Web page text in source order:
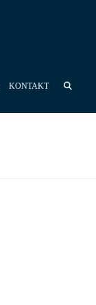
KONTAKT